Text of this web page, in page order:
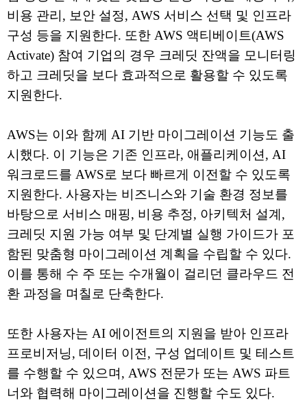
비용 관리, 보안 설정, AWS 서비스 선택 및 인프라
구성 등을 지원한다. 또한 AWS 액티베이트(AWS
Activate) 참여 기업의 경우 크레딧 잔액을 모니터링
하고 크레딧을 보다 효과적으로 활용할 수 있도록
지원한다.
AWS는 이와 함께 AI 기반 마이그레이션 기능도 출
시했다. 이 기능은 기존 인프라, 애플리케이션, AI
워크로드를 AWS로 보다 빠르게 이전할 수 있도록
지원한다. 사용자는 비즈니스와 기술 환경 정보를
바탕으로 서비스 매핑, 비용 추정, 아키텍처 설계,
크레딧 지원 가능 여부 및 단계별 실행 가이드가 포
함된 맞춤형 마이그레이션 계획을 수립할 수 있다.
이를 통해 수 주 또는 수개월이 걸리던 클라우드 전
환 과정을 며칠로 단축한다.
또한 사용자는 AI 에이전트의 지원을 받아 인프라
프로비저닝, 데이터 이전, 구성 업데이트 및 테스트
를 수행할 수 있으며, AWS 전문가 또는 AWS 파트
너와 협력해 마이그레이션을 진행할 수도 있다.